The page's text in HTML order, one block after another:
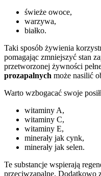
świeże owoce,
warzywa,
białko.
Taki sposób żywienia
pomagając zmniejszyć stan
przetworzonej żywności
prozapalnych może nasilić
Warto wzbogacać swoje
witaminy A,
witaminy C,
witaminy E,
minerały jak cynk,
minerały jak selen.
Te substancje wspierają
przeciwzapalne. Dodatkowo